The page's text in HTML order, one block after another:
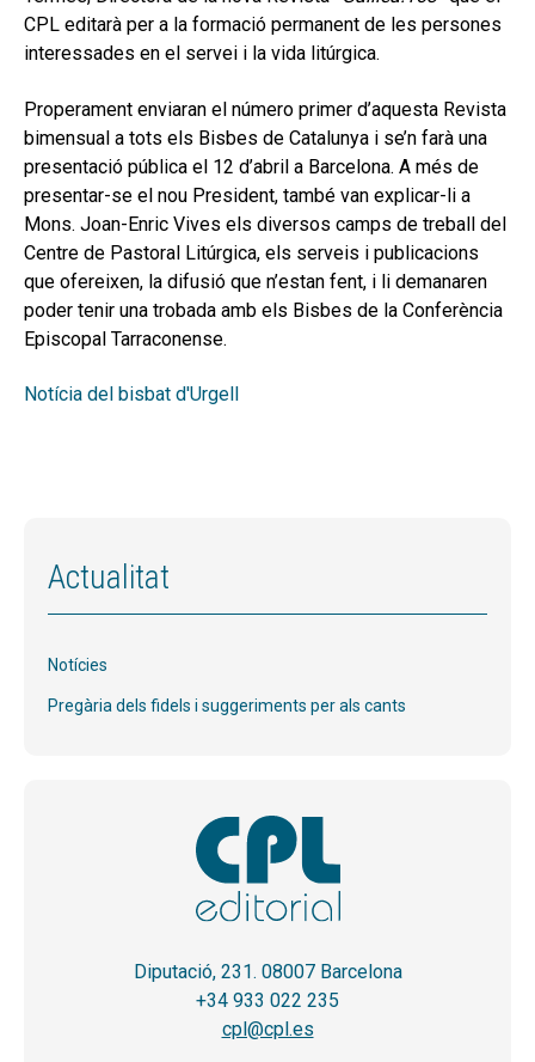
CPL editarà per a la formació permanent de les persones
interessades en el servei i la vida litúrgica.
Properament enviaran el número primer d’aquesta Revista
bimensual a tots els Bisbes de Catalunya i se’n farà una
presentació pública el 12 d’abril a Barcelona. A més de
presentar-se el nou President, també van explicar-li a
Mons. Joan-Enric Vives els diversos camps de treball del
Centre de Pastoral Litúrgica, els serveis i publicacions
que ofereixen, la difusió que n’estan fent, i li demanaren
poder tenir una trobada amb els Bisbes de la Conferència
Episcopal Tarraconense.
Notícia del bisbat d'Urgell
Actualitat
Notícies
Pregària dels fidels i suggeriments per als cants
Diputació, 231. 08007 Barcelona
+34 933 022 235
cpl@cpl.es